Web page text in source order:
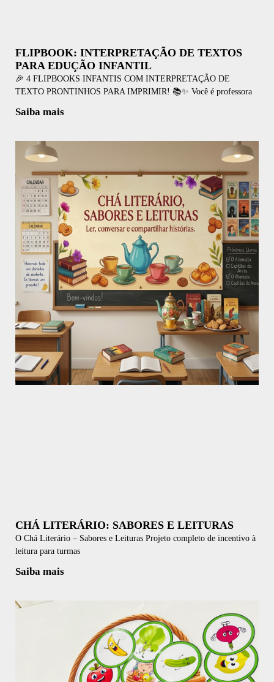
FLIPBOOK: INTERPRETAÇÃO DE TEXTOS
PARA EDUÇÃO INFANTIL
🎉 4 FLIPBOOKS INFANTIS COM INTERPRETAÇÃO DE
TEXTO PRONTINHOS PARA IMPRIMIR! 📚✨ Você é professora
Saiba mais
CHÁ LITERÁRIO: SABORES E LEITURAS
O Chá Literário – Sabores e Leituras Projeto completo de incentivo à
leitura para turmas
Saiba mais